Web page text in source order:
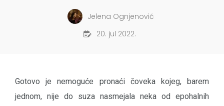
Jelena Ognjenović
20. jul 2022.
Gotovo je nemoguće pronaći čoveka kojeg, barem
jednom, nije do suza nasmejala neka od epohalnih